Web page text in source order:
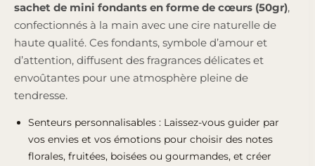
sachet de mini fondants en forme de cœurs (50gr),
confectionnés à la main avec une cire naturelle de
haute qualité. Ces fondants, symbole d’amour et
d’attention, diffusent des fragrances délicates et
envoûtantes pour une atmosphère pleine de
tendresse.
Senteurs personnalisables : Laissez-vous guider par
vos envies et vos émotions pour choisir des notes
florales, fruitées, boisées ou gourmandes, et créer